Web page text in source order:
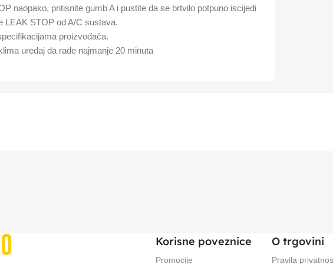
naopako, pritisnite gumb A i pustite da se brtvilo potpuno iscijedi
LEAK STOP od A/C sustava.
proizvođača.
uređaj da rade najmanje 20 minuta
Korisne poveznice
Promocije
O trgovini
Pravila